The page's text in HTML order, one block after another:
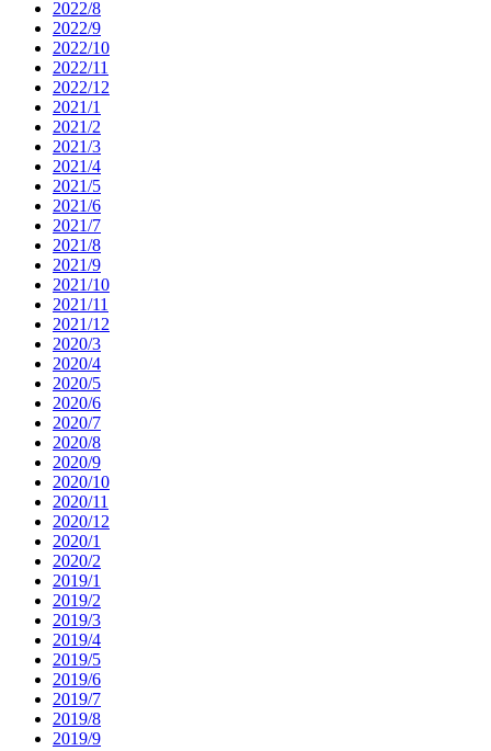
2022/8
2022/9
2022/10
2022/11
2022/12
2021/1
2021/2
2021/3
2021/4
2021/5
2021/6
2021/7
2021/8
2021/9
2021/10
2021/11
2021/12
2020/3
2020/4
2020/5
2020/6
2020/7
2020/8
2020/9
2020/10
2020/11
2020/12
2020/1
2020/2
2019/1
2019/2
2019/3
2019/4
2019/5
2019/6
2019/7
2019/8
2019/9